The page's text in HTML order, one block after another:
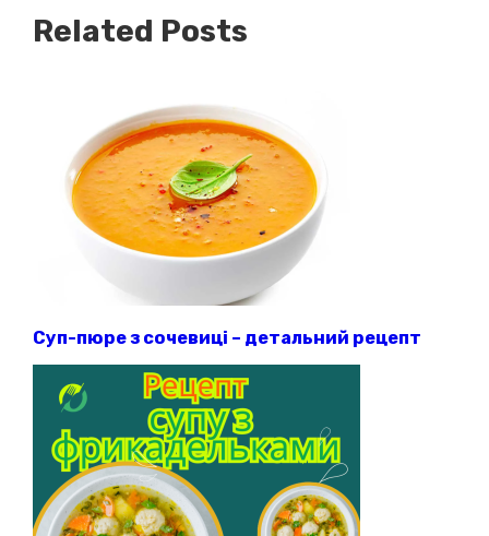
Related Posts
Суп-пюре з сочевиці – детальний рецепт